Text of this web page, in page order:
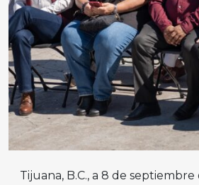
Tijuana, B.C., a 8 de